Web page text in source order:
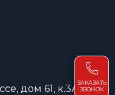
ЗАКАЗАТЬ
ЗВОНОК
дом 61, к.3А